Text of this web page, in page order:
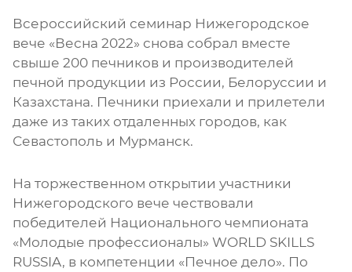
Всероссийский семинар Нижегородское
вече «Весна 2022» снова собрал вместе
свыше 200 печников и производителей
печной продукции из России, Белоруссии и
Казахстана. Печники приехали и прилетели
даже из таких отдаленных городов, как
Севастополь и Мурманск.
На торжественном открытии участники
Нижегородского вече чествовали
победителей Национального чемпионата
«Молодые профессионалы» WORLD SKILLS
RUSSIA, в компетенции «Печное дело». По